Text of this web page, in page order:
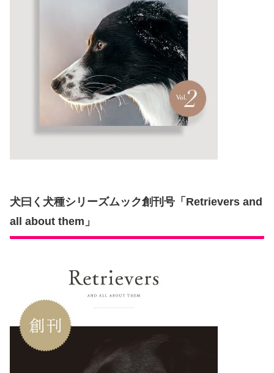
犬曰く犬種シリーズムック創刊号「Retrievers and
all about them」